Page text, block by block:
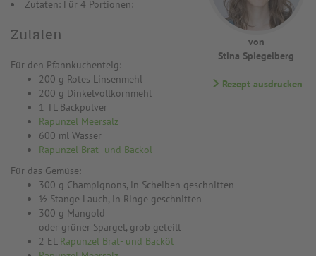
von
Stina Spiegelberg
Rezept ausdrucken
Zutaten: Für 4 Portionen:
Zutaten
Für den Pfannkuchenteig:
200 g Rotes Linsenmehl
200 g Dinkelvollkornmehl
1 TL Backpulver
Rapunzel Meersalz
600 ml Wasser
Rapunzel Brat- und Backöl
Für das Gemüse:
300 g Champignons, in Scheiben geschnitten
½ Stange Lauch, in Ringe geschnitten
300 g Mangold
oder grüner Spargel, grob geteilt
2 EL Rapunzel Brat- und Backöl